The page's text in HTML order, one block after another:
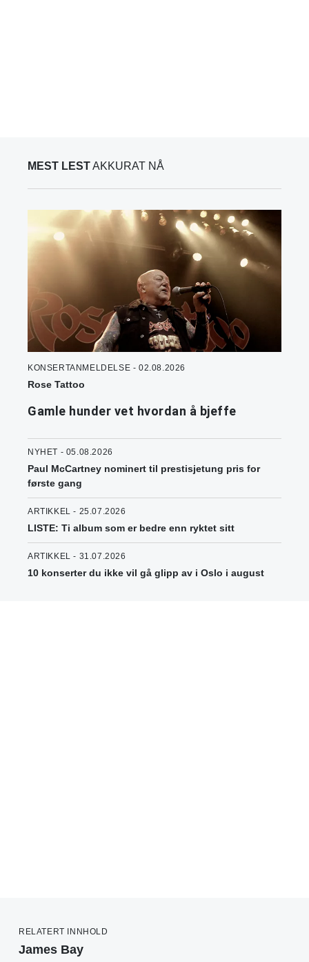
MEST LESTAKKURAT NÅ
KONSERTANMELDELSE - 02.08.2026
Rose Tattoo
Gamle hunder vet hvordan å bjeffe
NYHET - 05.08.2026
Paul McCartney nominert til prestisjetung pris for
første gang
ARTIKKEL - 25.07.2026
LISTE: Ti album som er bedre enn ryktet sitt
ARTIKKEL - 31.07.2026
10 konserter du ikke vil gå glipp av i Oslo i august
RELATERT INNHOLD
James Bay